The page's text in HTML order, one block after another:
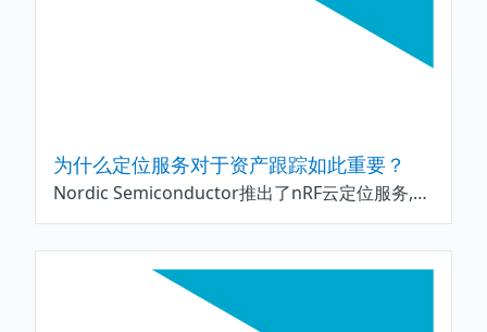
为什么定位服务对于资产跟踪如此重要？
Nordic Semiconductor推出了nRF云定位服务,以解决传统云产品的缺陷.该解决方案专门为基于Nordic nRF9160 SiP的蜂窝物联网解决方案而设计,专为更好的资产跟踪而设计.